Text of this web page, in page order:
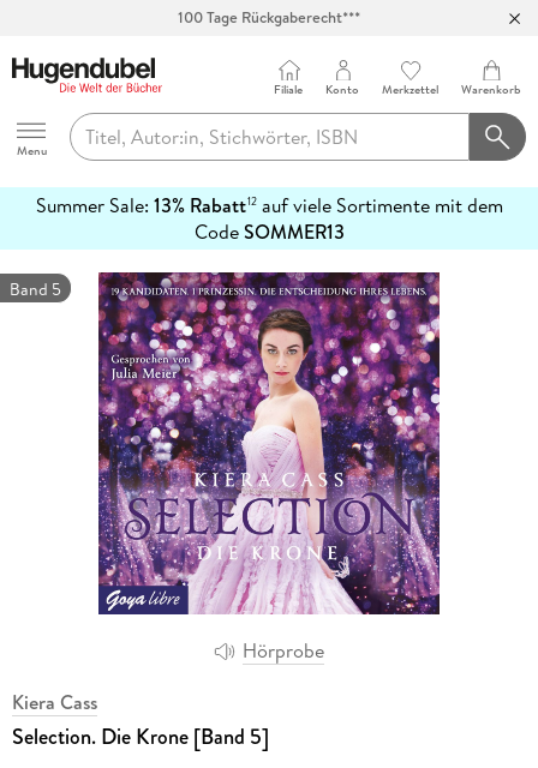
Abholung in über 100 Filialen
Hugendubel
Menu
Filiale Konto Merkzettel Warenkorb
Summer Sale: 13% Rabatt12auf viele Sortimente mit dem
CodeSOMMER13
erfahren
Hörprobe
Band 5
Kiera Cass
Selection. Die Krone [Band 5]